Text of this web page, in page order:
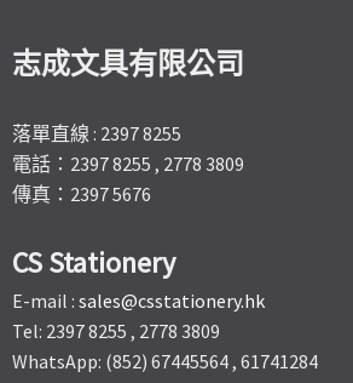
志成文具有限公司
落單直線 : 2397 8255
電話：2397 8255 , 2778 3809
傳真：2397 5676
CS Stationery
E-mail : sales@csstationery.hk
Tel: 2397 8255 , 2778 3809
WhatsApp: (852) 67445564 , 61741284